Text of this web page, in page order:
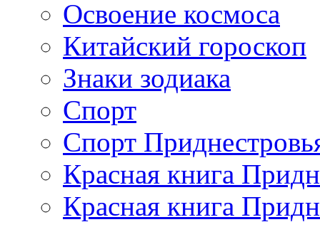
Освоение космоса
Китайский гороскоп
Знаки зодиака
Спорт
Спорт
Красная книга
Красная книга